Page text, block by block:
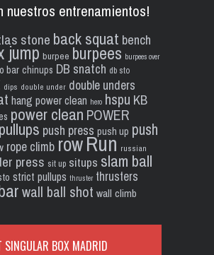
nuestros entrenamientos!
stone back squat bench
jump burpee burpees burpees over
bar chinups DB snatch db sto
dips double under double unders
hang power clean hero hspu KB
power clean POWER
pullups push press push up push
rope climb rowRun russian
press sit up situps slam ball
strict pullups thruster thrusters
wall ball shot wall climb
SINGULAR BOX MADRID